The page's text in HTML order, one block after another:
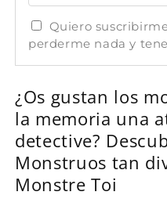
Quiero
perderme nada y
¿Os gustan los
la memoria una
detective?
Monstruos tan
Monstre Toi